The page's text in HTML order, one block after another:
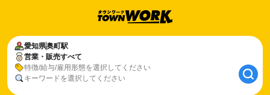
愛知県奥町駅
営業・販売すべて
特徴/給与/雇用形態を選択してください
キーワードを選択してください